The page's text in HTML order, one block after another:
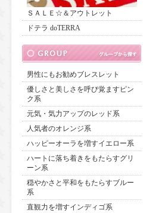
ＳＡＬＥ☆＆アウトレット
ドテラ doTERRA
男性にもお勧めブレスレット
優しさと美しさを呼び覚ますピン
ク系
元気・気力アップのレッド系
人気者のオレンジ系
ハッピーオーラを増すイエロー系
ハートに落ち着きをもたらすグリ
ーン系
穏やかさと平和をもたらすブルー
系
直観力を増すインディゴ系